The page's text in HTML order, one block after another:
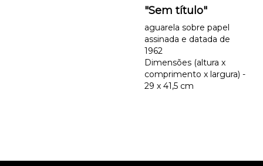
"Sem título"
aguarela sobre papel
assinada e datada de
1962
Dimensões (altura x
comprimento x largura) -
29 x 41,5 cm